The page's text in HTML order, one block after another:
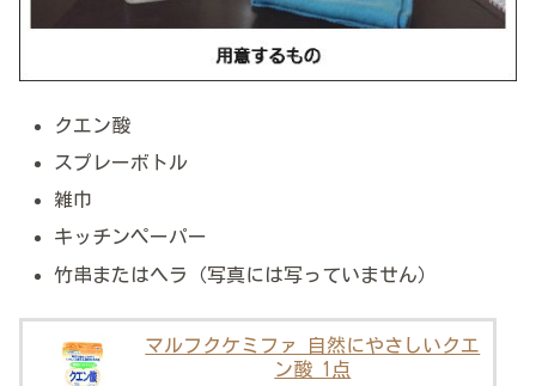
クエン酸
スプレーボトル
雑巾
キッチンペーパー
竹串またはヘラ（写真には写っていません）
マルフクケミファ 自然にやさしいクエ
ン酸 1点